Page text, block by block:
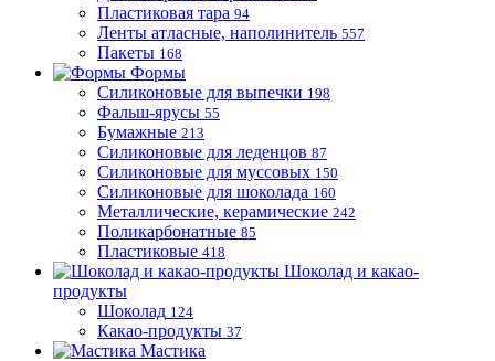
Пластиковая тара 94
Ленты атласные, наполинитель 557
Пакеты 168
Формы
Силиконовые для выпечки 198
Фальш-ярусы 55
Бумажные 213
Силиконовые для леденцов 87
Силиконовые для муссовых 150
Силиконовые для шоколада 160
Металлические, керамические 242
Поликарбонатные 85
Пластиковые 418
Шоколад и какао-
продукты
Шоколад 124
Какао-продукты 37
Мастика